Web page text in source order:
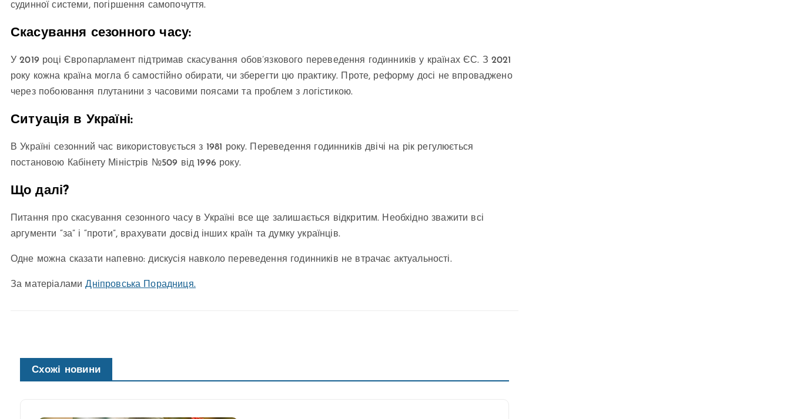
судинної системи, погіршення самопочуття.
Скасування сезонного часу:
У 2019 році Європарламент підтримав скасування обов’язкового переведення годинників у країнах ЄС. З 2021
року кожна країна могла б самостійно обирати, чи зберегти цю практику. Проте, реформу досі не впроваджено
через побоювання плутанини з часовими поясами та проблем з логістикою.
Ситуація в Україні:
В Україні сезонний час використовується з 1981 року. Переведення годинників двічі на рік регулюється
постановою Кабінету Міністрів №509 від 1996 року.
Що далі?
Питання про скасування сезонного часу в Україні все ще залишається відкритим. Необхідно зважити всі
аргументи “за” і “проти”, врахувати досвід інших країн та думку українців.
Одне можна сказати напевно: дискусія навколо переведення годинників не втрачає актуальності.
За матеріаламиДніпровська Порадниця.
Схожі новини